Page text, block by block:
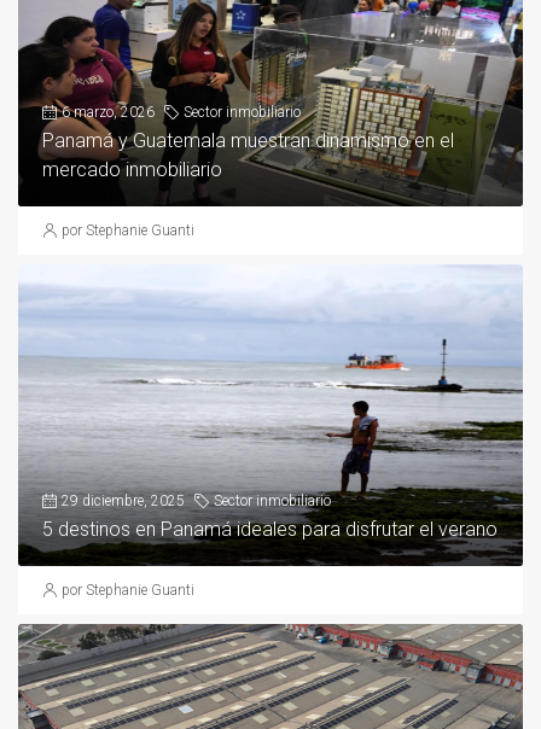
6 marzo, 2026 Sector inmobiliario
Panamá y Guatemala muestran dinamismo en el
mercado inmobiliario
por Stephanie Guanti
29 diciembre, 2025 Sector inmobiliario
5 destinos en Panamá ideales para disfrutar el verano
por Stephanie Guanti